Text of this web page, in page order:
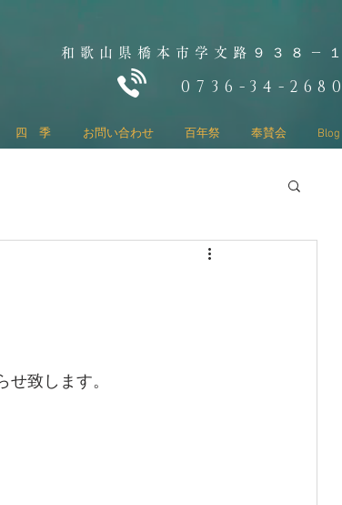
和歌山県橋本市学文路９３８－１
0736-34-2680
四 季 お問い合わせ 百年祭 奉賛会 Blog
せ致します。